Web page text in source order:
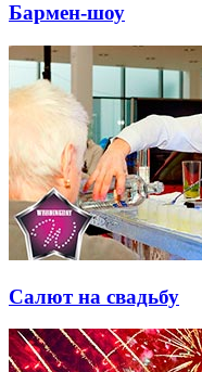
Бармен-шоу
Салют на свадьбу